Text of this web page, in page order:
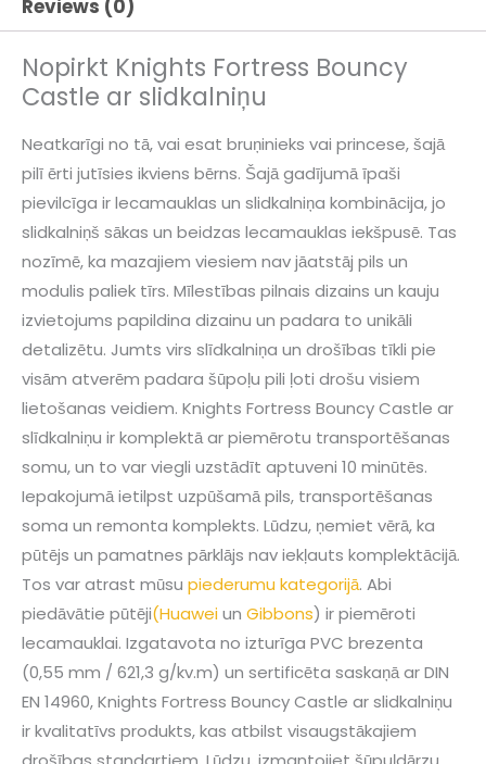
Reviews (0)
Nopirkt Knights Fortress Bouncy
Castle ar slidkalniņu
Neatkarīgi no tā, vai esat bruņinieks vai princese, šajā
pilī ērti jutīsies ikviens bērns. Šajā gadījumā īpaši
pievilcīga ir lecamauklas un slidkalniņa kombinācija, jo
slidkalniņš sākas un beidzas lecamauklas iekšpusē. Tas
nozīmē, ka mazajiem viesiem nav jāatstāj pils un
modulis paliek tīrs. Mīlestības pilnais dizains un kauju
izvietojums papildina dizainu un padara to unikāli
detalizētu. Jumts virs slīdkalniņa un drošības tīkli pie
visām atverēm padara šūpoļu pili ļoti drošu visiem
lietošanas veidiem. Knights Fortress Bouncy Castle ar
slīdkalniņu ir komplektā ar piemērotu transportēšanas
somu, un to var viegli uzstādīt aptuveni 10 minūtēs.
Iepakojumā ietilpst uzpūšamā pils, transportēšanas
soma un remonta komplekts. Lūdzu, ņemiet vērā, ka
pūtējs un pamatnes pārklājs nav iekļauts komplektācijā.
Tos var atrast mūsu piederumu kategorijā. Abi
piedāvātie pūtēji(Huaweiun Gibbons) ir piemēroti
lecamauklai. Izgatavota no izturīga PVC brezenta
(0,55 mm / 621,3 g/kv.m) un sertificēta saskaņā ar DIN
EN 14960, Knights Fortress Bouncy Castle ar slidkalniņu
ir kvalitatīvs produkts, kas atbilst visaugstākajiem